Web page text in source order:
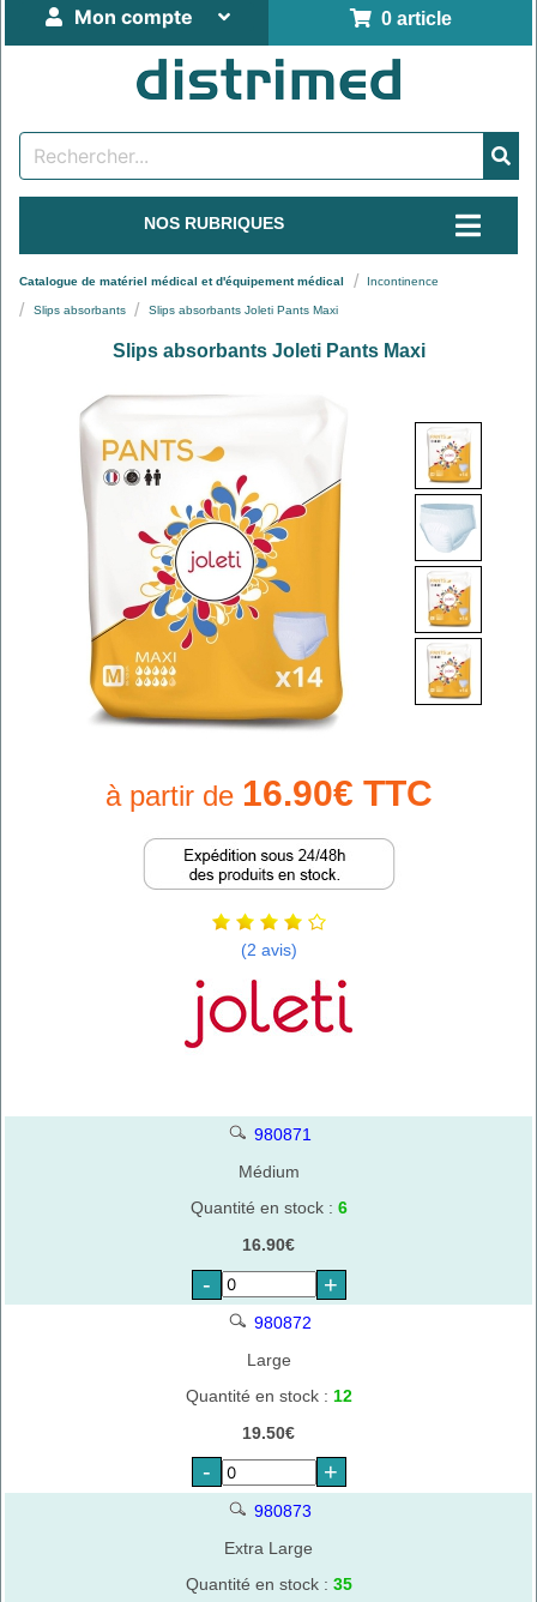
0 article
Mon compte
NOS RUBRIQUES
Catalogue de matériel médical et d'équipement médical Incontinence
Slips absorbants Slips absorbants Joleti Pants Maxi
Slips absorbants Joleti Pants Maxi
à partir de 16.90€ TTC
(2 avis)
980871
Médium
Quantité en stock : 6
16.90€
- +
980872
Large
Quantité en stock : 12
19.50€
- +
980873
Extra Large
Quantité en stock : 35